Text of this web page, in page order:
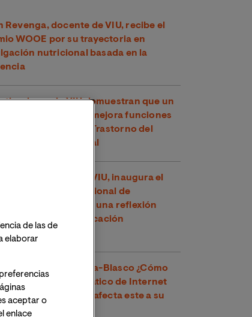
Revenga, docente de VIU, recibe el
WOOE por su trayectoria en
nutricional basada en la
de VIU demuestran que un
del té verde mejora funciones
en niños con Trastorno del
Alcohólico Fetal
García, docente de VIU, inaugura el
Congreso Internacional de
en Perú con una reflexión
los retos de la educación
José Villanueva-Blasco ¿Cómo
el uso problemático de Internet
y cómo afecta este a su
mental?
de las de
elaborar
aceptar o
enlace